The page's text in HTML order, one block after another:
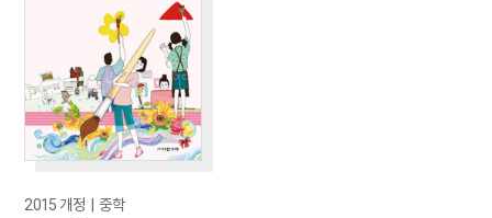
2015 개정  |  중학